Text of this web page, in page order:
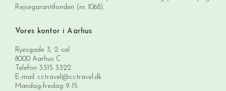
Rejsegarantifonden (nr. 1068).
Vores kontor i Aarhus
Ryesgade 3, 2. sal
8000 Aarhus C
Telefon 3315 3322
E-mail: cctravel@cctravel.dk
Mandag-fredag: 9-15